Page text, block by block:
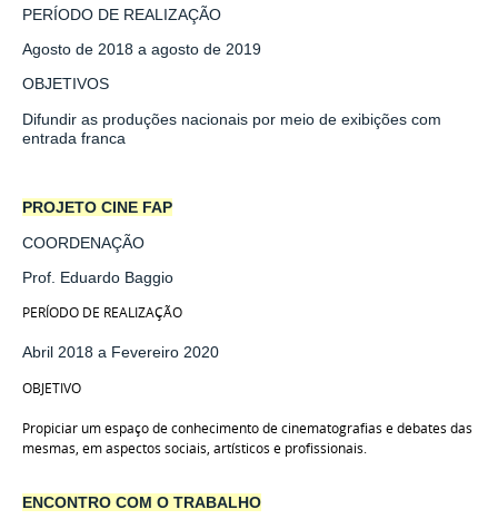
PERÍODO DE REALIZAÇÃO
Agosto de 2018 a agosto de 2019
OBJETIVOS
Difundir as produções nacionais por meio de exibições com
entrada franca
PROJETO CINE FAP
COORDENAÇÃO
Prof. Eduardo Baggio
PERÍODO DE REALIZAÇÃO
Abril 2018 a Fevereiro 2020
OBJETIVO
Propiciar um espaço de conhecimento de cinematografias e debates das
mesmas, em aspectos sociais, artísticos e profissionais.
ENCONTRO COM O TRABALHO